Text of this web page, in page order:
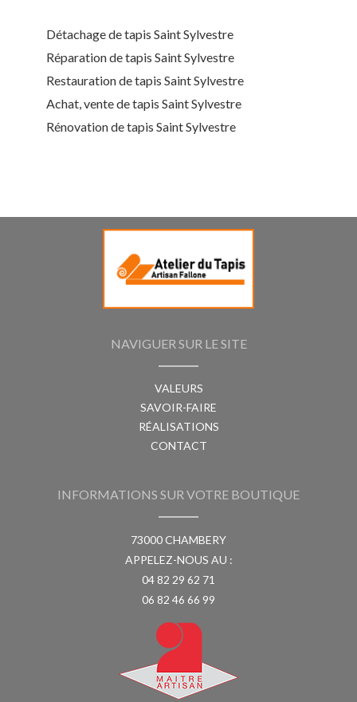
Détachage de tapis Saint Sylvestre
Réparation de tapis Saint Sylvestre
Restauration de tapis Saint Sylvestre
Achat, vente de tapis Saint Sylvestre
Rénovation de tapis Saint Sylvestre
NAVIGUER SUR LE SITE
VALEURS
SAVOIR-FAIRE
RÉALISATIONS
CONTACT
INFORMATIONS SUR VOTRE BOUTIQUE
73000 CHAMBERY
APPELEZ-NOUS AU :
04 82 29 62 71
06 82 46 66 99